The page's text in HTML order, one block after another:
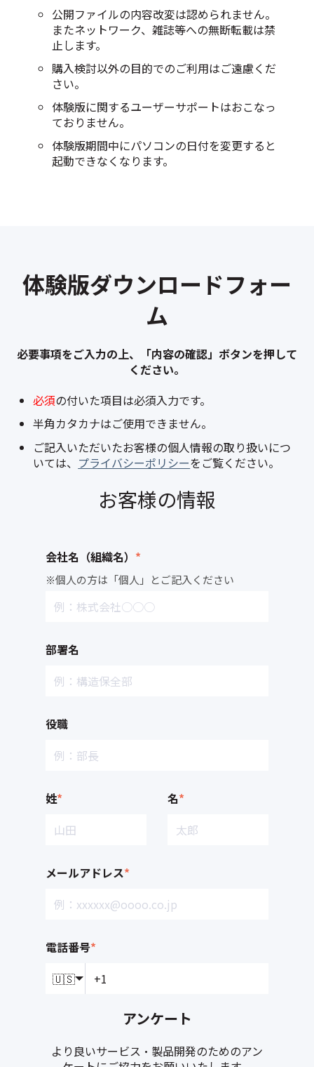
公開ファイルの内容改変は認められません。
またネットワーク、雑誌等への無断転載は禁
止します。
購入検討以外の目的でのご利用はご遠慮くだ
さい。
体験版に関するユーザーサポートはおこなっ
ておりません。
体験版期間中にパソコンの日付を変更すると
起動できなくなります。
体験版ダウンロードフォー
ム
必要事項をご入力の上、「内容の確認」ボタンを押して
ください。
必須の付いた項目は必須入力です。
半角カタカナはご使用できません。
ご記入いただいたお客様の個人情報の取り扱いにつ
いては、 プライバシーポリシーをご覧ください。
お客様の情報
会社名（組織名） *
※個人の方は「個人」とご記入ください
部署名
役職
姓* 名*
メールアドレス*
電話番号*
🇺🇸
アンケート
より良いサービス・製品開発のためのアン